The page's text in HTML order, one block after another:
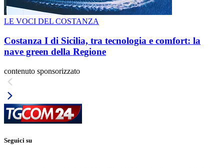
LE VOCI DEL COSTANZA
Costanza I di Sicilia, tra tecnologia e comfort: la
nave green della Regione
contenuto sponsorizzato
Seguici su